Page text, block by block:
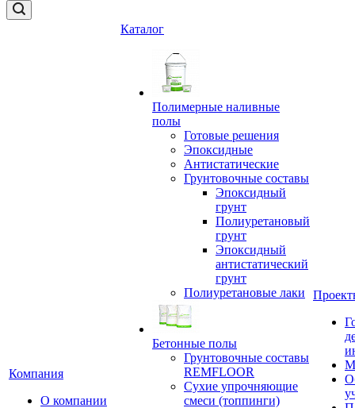
Компания
О компании
Каталог
Полимерные наливные
полы
Готовые решения
Эпоксидные
Антистатические
Грунтовочные составы
Эпоксидный
грунт
Полиуретановый
грунт
Эпоксидный
антистатический
грунт
Полиуретановые лаки
Бетонные полы
Грунтовочные составы
REMFLOOR
Сухие упрочняющие
смеси (топпинги)